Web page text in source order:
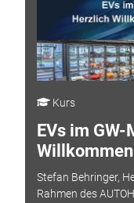
Kurs
EVs im
Stefan Behringer,
Rahmen des